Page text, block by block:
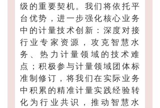
级的重要契机。我们将依托平
台优势，进一步强化核心业务
中的计量技术创新：深度对接
行业专家资源，攻克智慧水
务、热力计量领域的技术难
点；积极参与计量领域团体标
准制修订，将我们在实际业务
中积累的精准计量实践经验转
化为行业共识，推动智慧水